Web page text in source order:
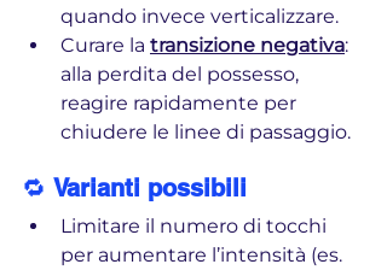
quando invece verticalizzare.
Curare la transizione negativa:
alla perdita del possesso,
reagire rapidamente per
chiudere le linee di passaggio.
🔁 Varianti possibili
Limitare il numero di tocchi
per aumentare l’intensità (es.